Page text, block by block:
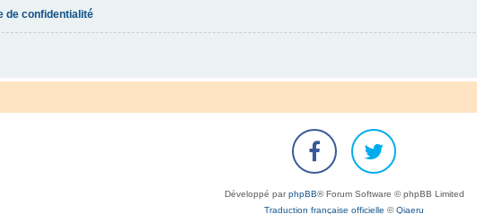
de confidentialité
Développé parphpBB® Forum Software © phpBB Limited
Traduction française officielle ©Qiaeru